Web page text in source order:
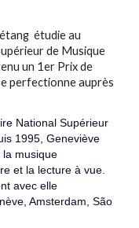
étudie au
de Musique
un 1er Prix de
perfectionne auprès
National Supérieur
1995, Geneviève
la musique
et la lecture à vue.
avec elle
Amsterdam, São